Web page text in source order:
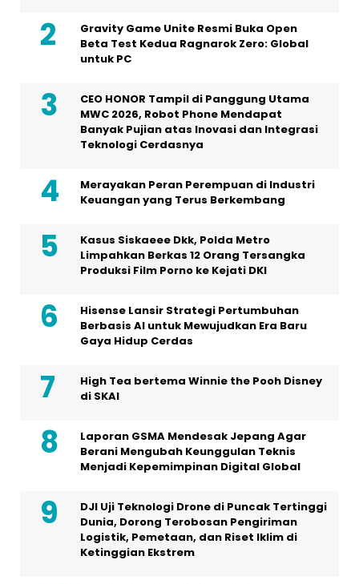
Gravity Game Unite Resmi Buka Open
Beta Test Kedua Ragnarok Zero: Global
untuk PC
CEO HONOR Tampil di Panggung Utama
MWC 2026, Robot Phone Mendapat
Banyak Pujian atas Inovasi dan Integrasi
Teknologi Cerdasnya
Merayakan Peran Perempuan di Industri
Keuangan yang Terus Berkembang
Kasus Siskaeee Dkk, Polda Metro
Limpahkan Berkas 12 Orang Tersangka
Produksi Film Porno ke Kejati DKI
Hisense Lansir Strategi Pertumbuhan
Berbasis AI untuk Mewujudkan Era Baru
Gaya Hidup Cerdas
High Tea bertema Winnie the Pooh Disney
di SKAI
Laporan GSMA Mendesak Jepang Agar
Berani Mengubah Keunggulan Teknis
Menjadi Kepemimpinan Digital Global
DJI Uji Teknologi Drone di Puncak Tertinggi
Dunia, Dorong Terobosan Pengiriman
Logistik, Pemetaan, dan Riset Iklim di
Ketinggian Ekstrem